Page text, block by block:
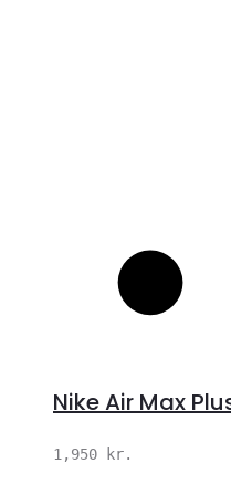
Nike Air Max
1,950 kr.